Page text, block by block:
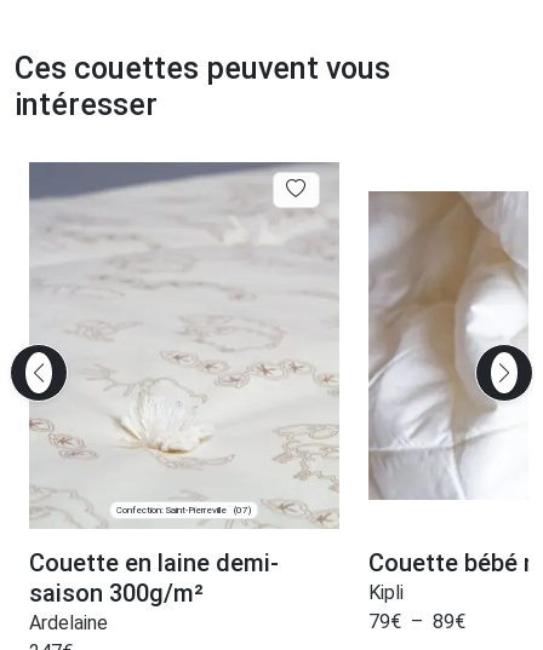
Ces couettes peuvent vous
intéresser
Confection: Saint-Pierreville (07)
Couette en laine demi-
saison 300g/m²
Ardelaine
Couette bébé
Kipli
79€ – 89€